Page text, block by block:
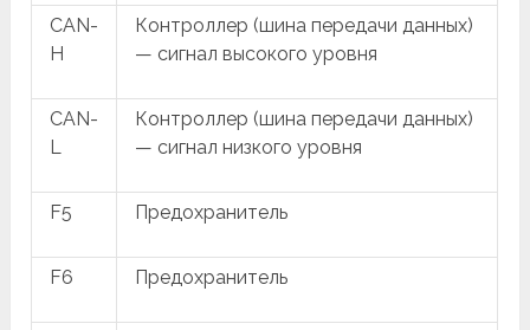
CAN-
H
Контроллер (шина передачи данных)
— сигнал высокого уровня
CAN-
L
Контроллер (шина передачи данных)
— сигнал низкого уровня
F5 Предохранитель
F6 Предохранитель